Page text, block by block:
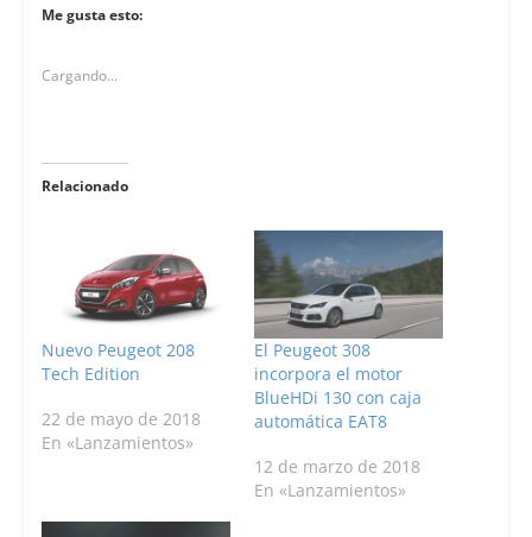
Me gusta esto:
Cargando...
Relacionado
Nuevo Peugeot 208
Tech Edition
22 de mayo de 2018
En «Lanzamientos»
El Peugeot 308
incorpora el motor
BlueHDi 130 con caja
automática EAT8
12 de marzo de 2018
En «Lanzamientos»